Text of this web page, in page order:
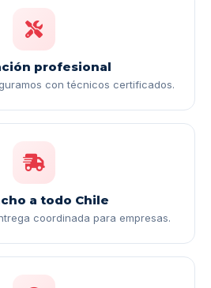
profesional
con técnicos certificados.
a todo Chile
coordinada para empresas.